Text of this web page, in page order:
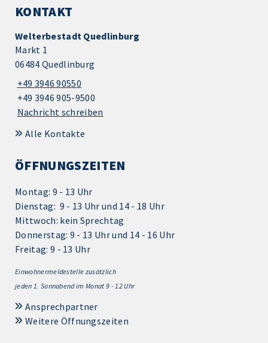
KONTAKT
Welterbestadt Quedlinburg
Markt 1
06484 Quedlinburg
+49 3946 90550
+49 3946 905-9500
Nachricht schreiben
Alle Kontakte
ÖFFNUNGSZEITEN
Montag: 9 - 13 Uhr
Dienstag: 9 - 13 Uhr und 14 - 18 Uhr
Mittwoch: kein Sprechtag
Donnerstag: 9 - 13 Uhr und 14 - 16 Uhr
Freitag: 9 - 13 Uhr
Einwohnermeldestelle zusätzlich
jeden 1. Sonnabend im Monat 9 - 12 Uhr
Ansprechpartner
Weitere Öffnungszeiten